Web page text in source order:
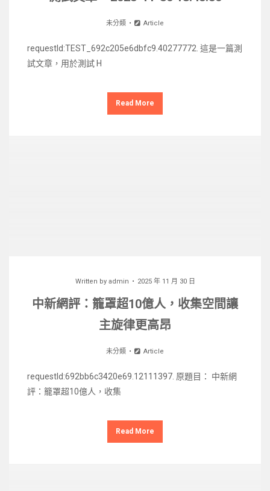
未分類 Article
requestId:TEST_692c205e6dbfc9.40277772. 這是一篇測
試文章，用於測試 H
Read More
Written by admin 2025 年 11 月 30 日
中新網評：籠罩超10億人，收集空間讓
主旋律更高昂
未分類 Article
requestId:692bb6c3420e69.12111397. 原題目： 中新網
評：籠罩超10億人，收集
Read More